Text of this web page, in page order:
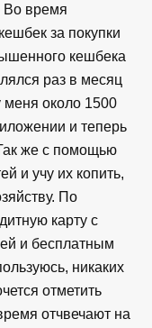
Во время
за покупки
кешбека
раз в месяц
меня около 1500
и теперь
же с помощью
и учу их копить,
По
карту с
и бесплатным
никаких
отметить
отчвечают на